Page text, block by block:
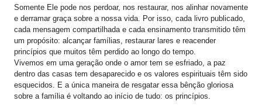
Somente Ele pode nos perdoar, nos restaurar, nos alinhar novamente
e derramar graça sobre a nossa vida. Por isso, cada livro publicado,
cada mensagem compartilhada e cada ensinamento transmitido têm
um propósito: alcançar famílias, restaurar lares e reacender
princípios que muitos têm perdido ao longo do tempo.
Vivemos em uma geração onde o amor tem se esfriado, a paz
dentro das casas tem desaparecido e os valores espirituais têm sido
esquecidos. E a única maneira de resgatar essa bênção gloriosa
sobre a família é voltando ao início de tudo: os princípios.